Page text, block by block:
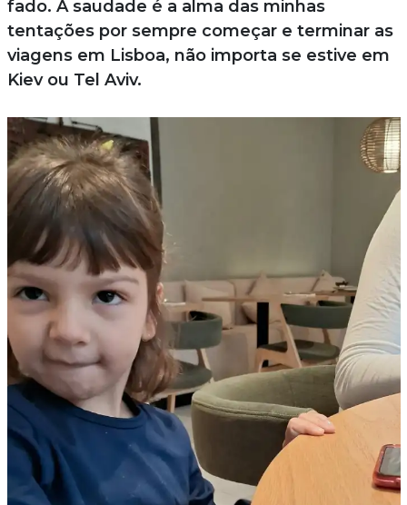
fado. A saudade é a alma das minhas
tentações por sempre começar e terminar as
viagens em Lisboa, não importa se estive em
Kiev ou Tel Aviv.